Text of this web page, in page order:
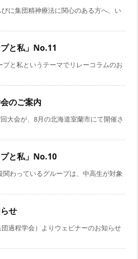
に集団精神療法に関心のある方へ、い
と私」No.11
と私というテーマでリレーコラムのお
のご案内
大会が、8月の北海道室蘭市にて開催さ
と私」No.10
わっているグループは、中高生が対象
せ
過程学会）よりウェビナーのお知らせ